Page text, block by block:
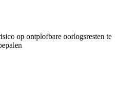
op ontplofbare oorlogsresten te